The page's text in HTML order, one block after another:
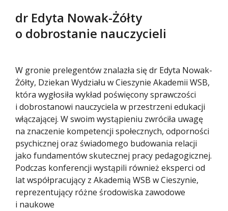
dr Edyta Nowak-Żółty
o dobrostanie nauczycieli
W gronie prelegentów znalazła się dr Edyta Nowak-
Żółty, Dziekan Wydziału w Cieszynie Akademii WSB,
która wygłosiła wykład poświęcony sprawczości
i dobrostanowi nauczyciela w przestrzeni edukacji
włączającej. W swoim wystąpieniu zwróciła uwagę
na znaczenie kompetencji społecznych, odporności
psychicznej oraz świadomego budowania relacji
jako fundamentów skutecznej pracy pedagogicznej.
Podczas konferencji wystąpili również eksperci od
lat współpracujący z Akademią WSB w Cieszynie,
reprezentujący różne środowiska zawodowe
i naukowe